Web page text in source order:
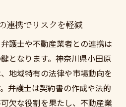
連携でリスクを軽減
護士や不動産業者との連携は
となります。神奈川県小田原
地域特有の法律や市場動向を
弁護士は契約書の作成や法的
欠な役割を果たし、不動産業